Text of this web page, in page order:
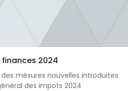
cours
finances 2024
:
mésures nouvelles introduites
des impots 2024